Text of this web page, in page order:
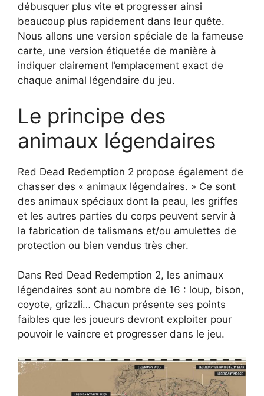
débusquer plus vite et progresser ainsi
beaucoup plus rapidement dans leur quête.
Nous allons une version spéciale de la fameuse
carte, une version étiquetée de manière à
indiquer clairement l’emplacement exact de
chaque animal légendaire du jeu.
Le principe des
animaux légendaires
Red Dead Redemption 2 propose également de
chasser des « animaux légendaires. » Ce sont
des animaux spéciaux dont la peau, les griffes
et les autres parties du corps peuvent servir à
la fabrication de talismans et/ou amulettes de
protection ou bien vendus très cher.
Dans Red Dead Redemption 2, les animaux
légendaires sont au nombre de 16 : loup, bison,
coyote, grizzli… Chacun présente ses points
faibles que les joueurs devront exploiter pour
pouvoir le vaincre et progresser dans le jeu.